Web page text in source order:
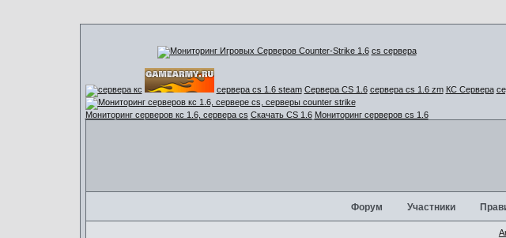
cs сервера
сервера cs 1.6 steam Сервера CS 1.6 сервера cs 1.6 zm КС Сервера
Мониторинг серверов кс 1.6, сервера cs Скачать CS 1.6 Мониторинг серверов cs 1.6
Форум Участники